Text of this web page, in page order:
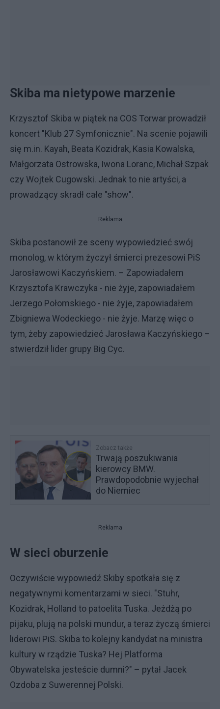
Skiba ma nietypowe marzenie
Krzysztof Skiba w piątek na COS Torwar prowadził
koncert "Klub 27 Symfonicznie". Na scenie pojawili
się m.in. Kayah, Beata Kozidrak, Kasia Kowalska,
Małgorzata Ostrowska, Iwona Loranc, Michał Szpak
czy Wojtek Cugowski. Jednak to nie artyści, a
prowadzący skradł całe "show".
Reklama
Skiba postanowił ze sceny wypowiedzieć swój
monolog, w którym życzył śmierci prezesowi PiS
Jarosławowi Kaczyńskiem. – Zapowiadałem
Krzysztofa Krawczyka - nie żyje, zapowiadałem
Jerzego Połomskiego - nie żyje, zapowiadałem
Zbigniewa Wodeckiego - nie żyje. Marzę więc o
tym, żeby zapowiedzieć Jarosława Kaczyńskiego –
stwierdził lider grupy Big Cyc.
Zobacz także
Trwają poszukiwania
kierowcy BMW.
Prawdopodobnie wyjechał
do Niemiec
Reklama
W sieci oburzenie
Oczywiście wypowiedź Skiby spotkała się z
negatywnymi komentarzami w sieci. "Stuhr,
Kozidrak, Holland to patoelita Tuska. Jeżdżą po
pijaku, plują na polski mundur, a teraz życzą śmierci
liderowi PiS. Skiba to kolejny kandydat na ministra
kultury w rządzie Tuska? Hej Platforma
Obywatelska jesteście dumni?" – pytał Jacek
Ozdoba z Suwerennej Polski.